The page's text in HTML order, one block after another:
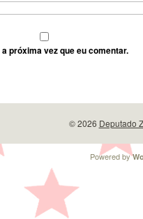
próxima vez que eu comentar.
© 2026 Deputado
Powered by